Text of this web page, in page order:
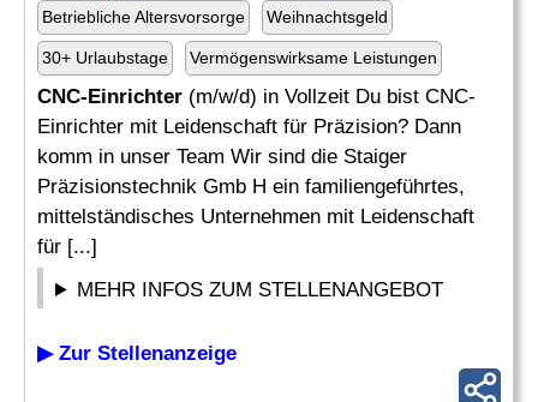
Betriebliche Altersvorsorge Weihnachtsgeld
30+ Urlaubstage Vermögenswirksame Leistungen
CNC-Einrichter (m/w/d) in Vollzeit Du bist CNC-
Einrichter mit Leidenschaft für Präzision? Dann
komm in unser Team Wir sind die Staiger
Präzisionstechnik Gmb H ein familiengeführtes,
mittelständisches Unternehmen mit Leidenschaft
für [...]
MEHR INFOS ZUM STELLENANGEBOT
▶ Zur Stellenanzeige